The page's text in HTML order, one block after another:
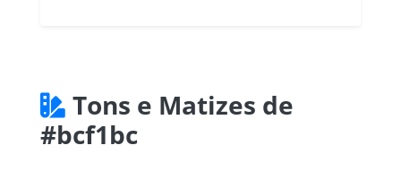
Tons e Matizes de
#bcf1bc